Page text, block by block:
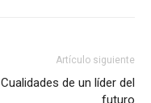
Artículo siguiente
Cualidades de un líder del
futuro